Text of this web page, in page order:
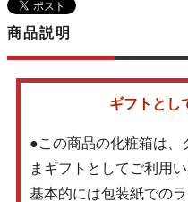
商品説明
ギフトとし
●この商品の化粧箱は、
まギフトとしてご利用
基本的には包装紙での